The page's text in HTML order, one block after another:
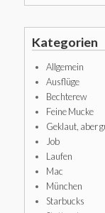
Kategorien
Allgemein
Ausflüge
Bechterew
Feine Mucke
Geklaut, aber
Job
Laufen
Mac
München
Starbucks